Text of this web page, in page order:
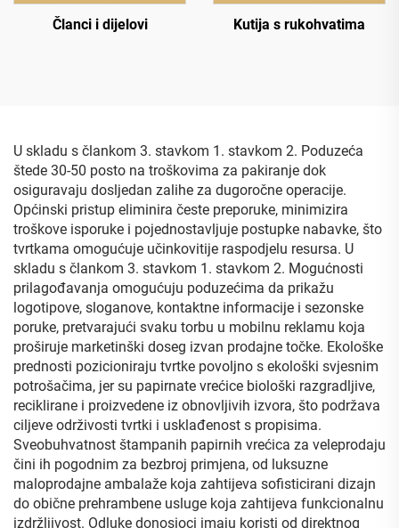
Članci i dijelovi Kutija s rukohvatima
U skladu s člankom 3. stavkom 1. stavkom 2. Poduzeća
štede 30-50 posto na troškovima za pakiranje dok
osiguravaju dosljedan zalihe za dugoročne operacije.
Općinski pristup eliminira česte preporuke, minimizira
troškove isporuke i pojednostavljuje postupke nabavke, što
tvrtkama omogućuje učinkovitije raspodjelu resursa. U
skladu s člankom 3. stavkom 1. stavkom 2. Mogućnosti
prilagođavanja omogućuju poduzećima da prikažu
logotipove, sloganove, kontaktne informacije i sezonske
poruke, pretvarajući svaku torbu u mobilnu reklamu koja
proširuje marketinški doseg izvan prodajne točke. Ekološke
prednosti pozicioniraju tvrtke povoljno s ekološki svjesnim
potrošačima, jer su papirnate vrećice biološki razgradljive,
reciklirane i proizvedene iz obnovljivih izvora, što podržava
ciljeve održivosti tvrtki i usklađenost s propisima.
Sveobuhvatnost štampanih papirnih vrećica za veleprodaju
čini ih pogodnim za bezbroj primjena, od luksuzne
maloprodajne ambalaže koja zahtijeva sofisticirani dizajn
do obične prehrambene usluge koja zahtijeva funkcionalnu
izdržljivost. Odluke donosioci imaju koristi od direktnog